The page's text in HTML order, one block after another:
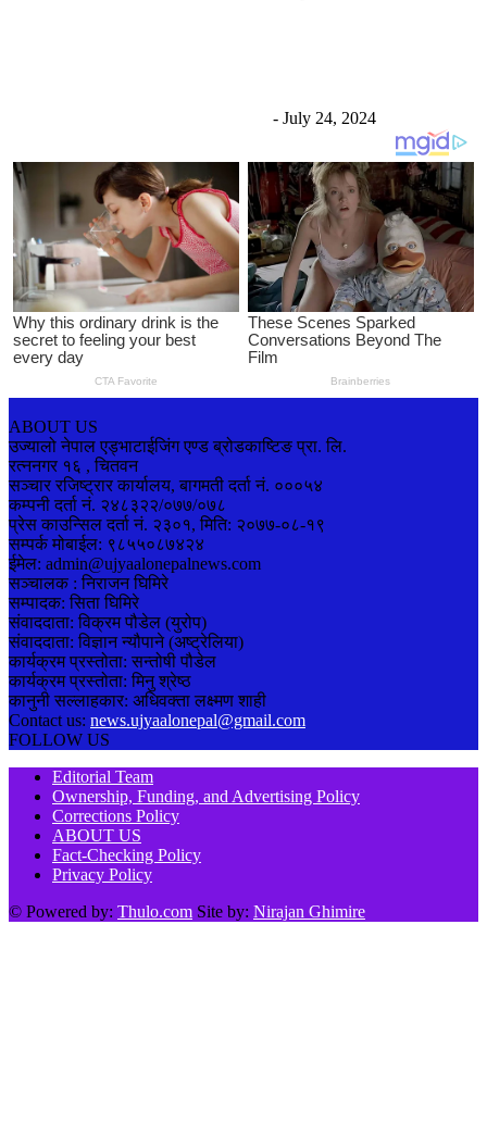
- July 24, 2024
ABOUT US
उज्यालो नेपाल एड्भाटाईजिंग एण्ड ब्रोडकाष्टिङ प्रा. लि.
रत्ननगर १६ , चितवन
सञ्चार रजिष्ट्रार कार्यालय, बागमती दर्ता नं. ०००५४
कम्पनी दर्ता नं. २४८३२२/०७७/०७८
प्रेस काउन्सिल दर्ता नं. २३०१, मिति: २०७७-०८-१९
सम्पर्क मोबाईल: ९८५५०८७४२४
ईमेल: admin@ujyaalonepalnews.com
सञ्चालक : निराजन घिमिरे
सम्पादक: सिता घिमिरे
संवाददाता: विक्रम पौडेल (युरोप)
संवाददाता: विज्ञान न्यौपाने (अष्ट्रेलिया)
कार्यक्रम प्रस्तोता: सन्तोषी पौडेल
कार्यक्रम प्रस्तोता: मिनु श्रेष्ठ
कानुनी सल्लाहकार: अधिवक्ता लक्ष्मण शाही
Contact us: news.ujyaalonepal@gmail.com
FOLLOW US
Editorial Team
Ownership, Funding, and Advertising Policy
Corrections Policy
ABOUT US
Fact-Checking Policy
Privacy Policy
© Powered by: Thulo.com Site by: Nirajan Ghimire